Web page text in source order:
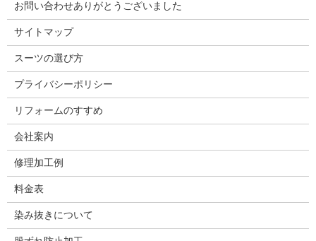
お問い合わせありがとうございました
サイトマップ
スーツの選び方
プライバシーポリシー
リフォームのすすめ
会社案内
修理加工例
料金表
染み抜きについて